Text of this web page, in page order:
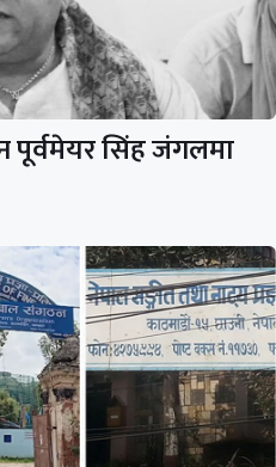
पूर्वमेयर सिंह जंगलमा